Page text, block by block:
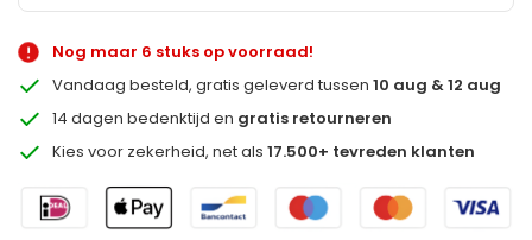
Nog maar 6 stuks op voorraad!
Vandaag besteld, gratis geleverd tussen10 aug & 12 aug
14 dagen bedenktijd en gratis retourneren
Kies voor zekerheid, net als17.500+ tevreden klanten